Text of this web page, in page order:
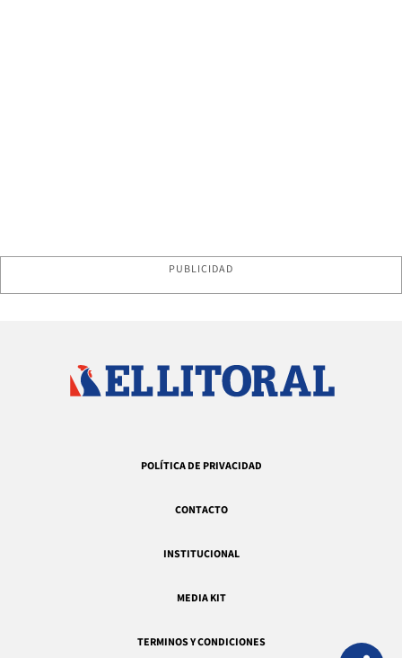
PUBLICIDAD
POLÍTICA DE PRIVACIDAD
CONTACTO
INSTITUCIONAL
MEDIA KIT
TERMINOS Y CONDICIONES